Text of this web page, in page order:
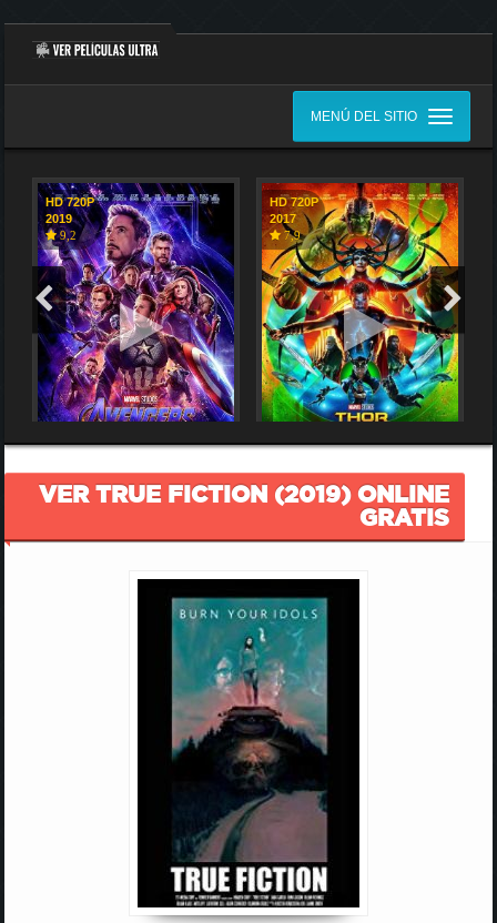
MENÚ DEL SITIO
HD 720P
2019
9,2
HD 720P
2017
7,9
VER TRUE FICTION (2019) ONLINE
GRATIS